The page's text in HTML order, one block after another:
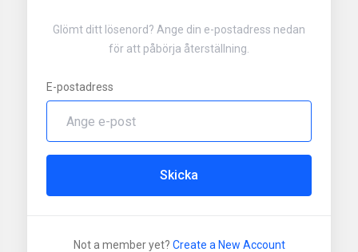
Glömt ditt lösenord? Ange din e-postadress nedan
för att påbörja återställning.
E-postadress
Skicka
Not a member yet? Create a New Account